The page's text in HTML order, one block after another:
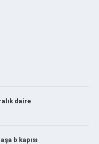
daire
b kapısı